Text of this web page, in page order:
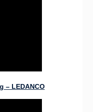
– LEDANCO